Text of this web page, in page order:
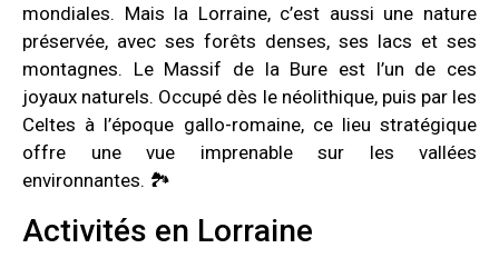
mondiales. Mais la Lorraine, c’est aussi une nature
préservée, avec ses forêts denses, ses lacs et ses
montagnes. Le Massif de la Bure est l’un de ces
joyaux naturels. Occupé dès le néolithique, puis par les
Celtes à l’époque gallo-romaine, ce lieu stratégique
offre une vue imprenable sur les vallées
environnantes. 🏞️
Activités en Lorraine